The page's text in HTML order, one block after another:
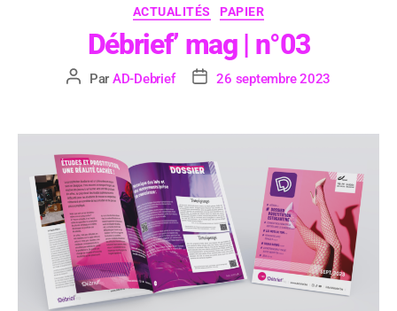
ACTUALITÉS PAPIER
Débrief’ mag | n°03
Par AD-Debrief 26 septembre 2023